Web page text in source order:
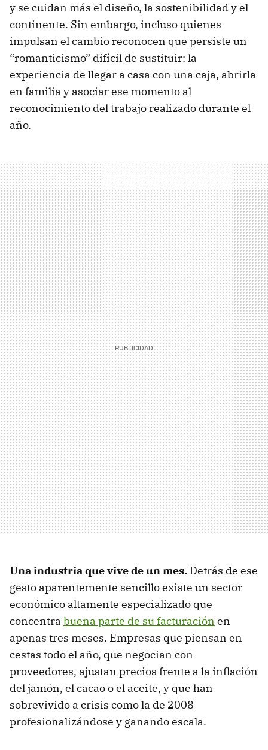
y se cuidan más el diseño, la sostenibilidad y el
continente. Sin embargo, incluso quienes
impulsan el cambio reconocen que persiste un
“romanticismo” difícil de sustituir: la
experiencia de llegar a casa con una caja, abrirla
en familia y asociar ese momento al
reconocimiento del trabajo realizado durante el
año.
Una industria que vive de un mes. Detrás de ese
gesto aparentemente sencillo existe un sector
económico altamente especializado que
concentra buena parte de su facturación en
apenas tres meses. Empresas que piensan en
cestas todo el año, que negocian con
proveedores, ajustan precios frente a la inflación
del jamón, el cacao o el aceite, y que han
sobrevivido a crisis como la de 2008
profesionalizándose y ganando escala.